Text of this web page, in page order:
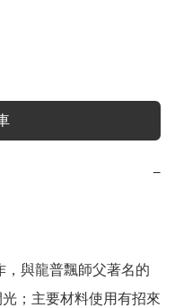
−
，與龍普飄師父著名的
；主要材料使用有招來